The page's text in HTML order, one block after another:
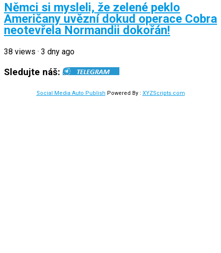
Němci si mysleli, že zelené peklo
Američany uvězní dokud operace Cobra
neotevřela Normandii dokořán!
38 views · 3 dny ago
Sledujte náš:
Social Media Auto Publish Powered By : XYZScripts.com